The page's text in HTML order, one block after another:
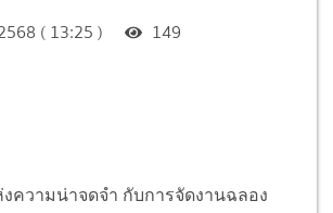
( 13:25 ) 149
ความน่าจดจำ กับการจัดงานฉลอง